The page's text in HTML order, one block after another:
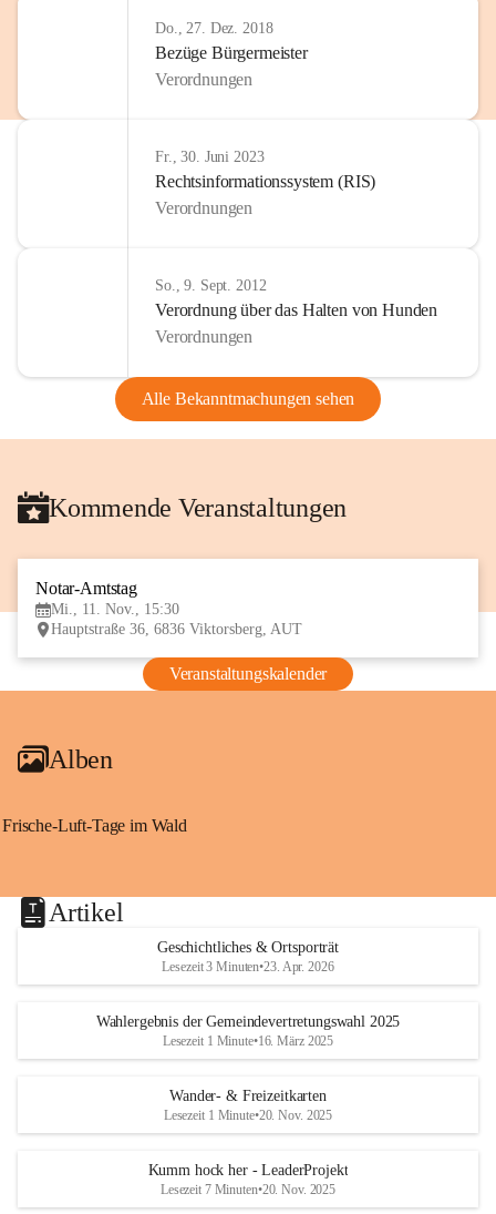
Do., 27. Dez. 2018
Bezüge Bürgermeister
Verordnungen
Fr., 30. Juni 2023
Rechtsinformationssystem (RIS)
Verordnungen
So., 9. Sept. 2012
Verordnung über das Halten von Hunden
Verordnungen
Alle Bekanntmachungen sehen
Kommende Veranstaltungen
Notar-Amtstag
Mi., 11. Nov., 15:30
Hauptstraße 36, 6836 Viktorsberg, AUT
Veranstaltungskalender
Alben
Frische-Luft-Tage im Wald
Artikel
Geschichtliches & Ortsporträt
Lesezeit 3 Minuten•23. Apr. 2026
Wahlergebnis der Gemeindevertretungswahl 2025
Lesezeit 1 Minute•16. März 2025
Wander- & Freizeitkarten
Lesezeit 1 Minute•20. Nov. 2025
Kumm hock her - LeaderProjekt
Lesezeit 7 Minuten•20. Nov. 2025